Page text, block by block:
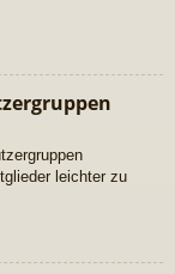
leichter zu